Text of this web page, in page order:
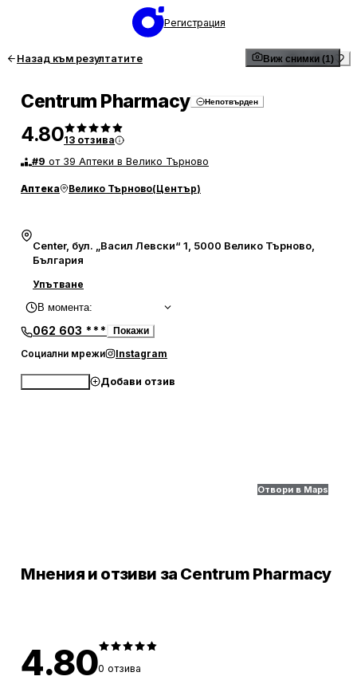
Регистрация
Назад към резултатите Виж снимки (1)
Centrum Pharmacy Непотвърден
4.8013 отзива
#9 от 39 Аптеки в Велико Търново
Аптека Велико Търново(Център)
Center, бул. „Васил Левски“ 1, 5000 Велико Търново,
България
Упътване
В момента:
062 603 *** Покажи
Социални мрежи Instagram
Добави отзив
Отвори в Maps
Мнения и отзиви за Centrum Pharmacy
4.800 отзива